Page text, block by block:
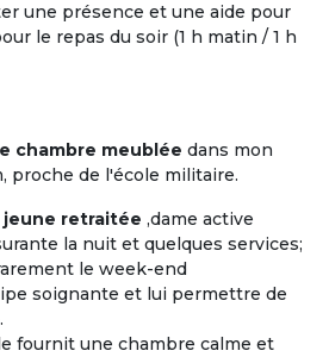
une présence et une aide pour
le repas du soir (1 h matin / 1 h
chambre meublée dans mon
proche de l'école militaire.
jeune retraitée ,dame active
la nuit et quelques services;
le week-end
soignante et lui permettre de
fournit une chambre calme et
coûts moindres
moins élevés que dans
structures d'accueil
traditionnelles